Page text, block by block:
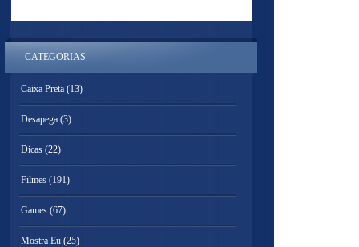
CATEGORIAS
Caixa Preta (13)
Desapega (3)
Dicas (22)
Filmes (191)
Games (67)
Mostra Eu (25)